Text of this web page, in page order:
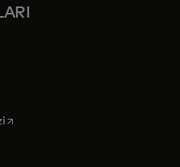
a new tab
in a new tab
opens in a new tab
a new tab